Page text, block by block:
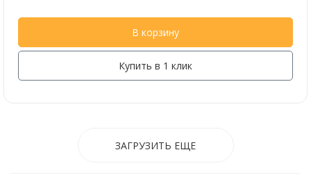
В корзину
Купить в 1 клик
ЗАГРУЗИТЬ ЕЩЕ